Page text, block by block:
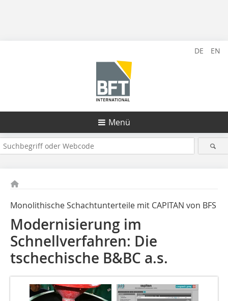
DE EN
Menü
Monolithische Schachtunterteile mit CAPITAN von BFS
Modernisierung im
Schnellverfahren: Die
tschechische B&BC a.s.